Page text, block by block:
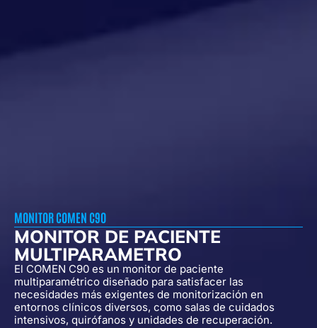
MONITOR COMEN C90
MONITOR DE PACIENTE
MULTIPARAMETRO
El COMEN C90 es un monitor de paciente
multiparamétrico diseñado para satisfacer las
necesidades más exigentes de monitorización en
entornos clínicos diversos, como salas de cuidados
intensivos, quirófanos y unidades de recuperación.